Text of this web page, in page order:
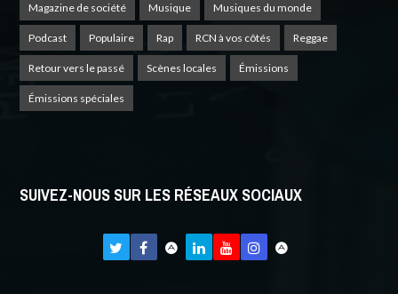
Magazine de société Musique Musiques du monde
Podcast Populaire Rap RCN à vos côtés Reggae
Retour vers le passé Scènes locales Émissions
Émissions spéciales
SUIVEZ-NOUS SUR LES RÉSEAUX SOCIAUX